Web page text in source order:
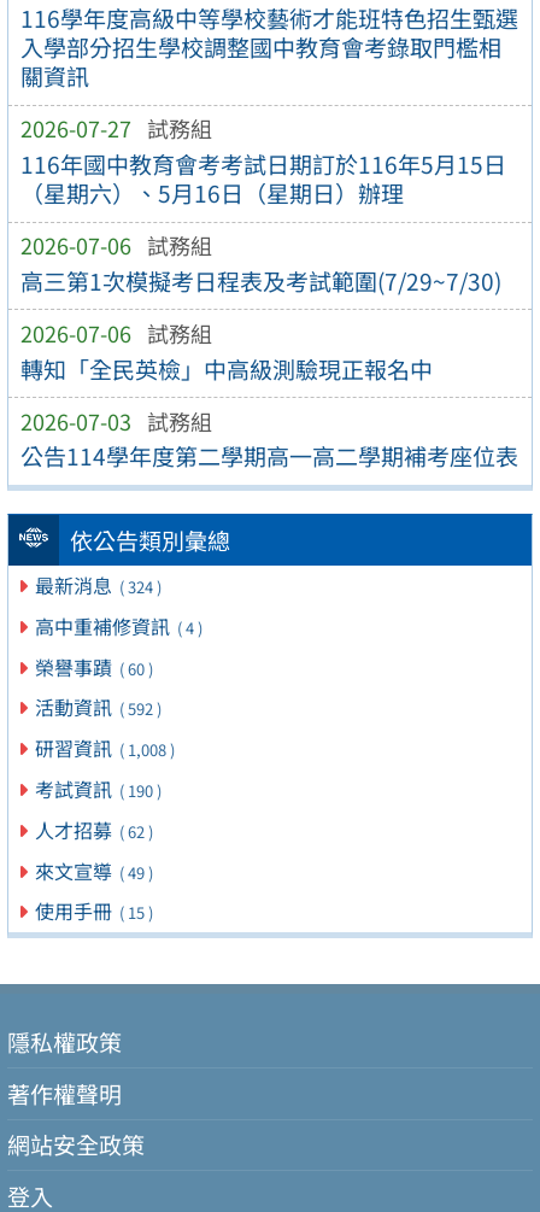
116學年度高級中等學校藝術才能班特色招生甄選
入學部分招生學校調整國中教育會考錄取門檻相
關資訊
2026-07-27 試務組
116年國中教育會考考試日期訂於116年5月15日
（星期六）、5月16日（星期日）辦理
2026-07-06 試務組
高三第1次模擬考日程表及考試範圍(7/29~7/30)
2026-07-06 試務組
轉知「全民英檢」中高級測驗現正報名中
2026-07-03 試務組
公告114學年度第二學期高一高二學期補考座位表
依公告類別彙總
最新消息 ( 324 )
高中重補修資訊 ( 4 )
榮譽事蹟 ( 60 )
活動資訊 ( 592 )
研習資訊 ( 1,008 )
考試資訊 ( 190 )
人才招募 ( 62 )
來文宣導 ( 49 )
使用手冊 ( 15 )
隱私權政策
著作權聲明
網站安全政策
登入